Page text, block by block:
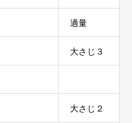
適量
大さじ３
大さじ２